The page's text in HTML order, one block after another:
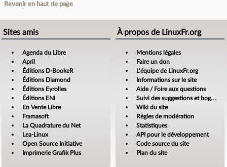
Revenir en haut de page
Sites amis
Agenda du Libre
April
Éditions D-BookeR
Éditions Diamond
Éditions Eyrolles
Éditions ENI
En Vente Libre
Framasoft
La Quadrature du Net
Lea-Linux
Open Source Initiative
Imprimerie Grafik Plus
À propos de LinuxFr.org
Mentions légales
Faire un don
L’équipe de LinuxFr.org
Informations sur le site
Aide / Foire aux questions
Suivi des suggestions et bogues
Wiki du site
Règles de modération
Statistiques
API pour le développement
Code source du site
Plan du site